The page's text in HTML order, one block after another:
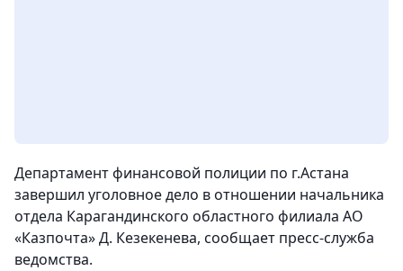
Департамент финансовой полиции по г.Астана
завершил уголовное дело в отношении начальника
отдела Карагандинского областного филиала АО
«Казпочта» Д. Кезекенева, сообщает пресс-служба
ведомства.